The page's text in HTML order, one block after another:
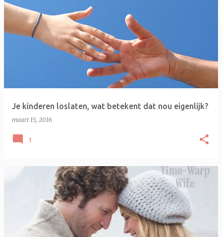
Je kinderen loslaten, wat betekent dat nou eigenlijk?
maart 15, 2016
1